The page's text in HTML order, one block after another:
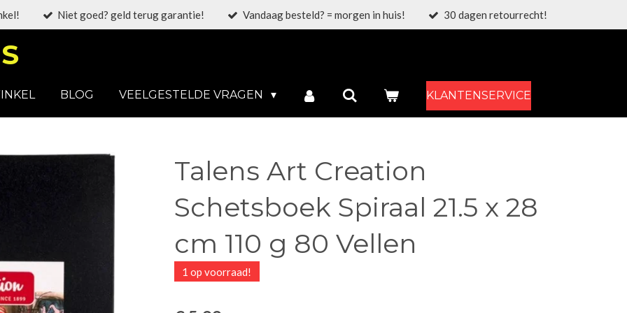
Niet goed? geld terug garantie! Vandaag besteld? = morgen in huis! 30 dagen retourrecht!
BLOG VEELGESTELDE VRAGEN KLANTENSERVICE
Talens Art Creation
Schetsboek Spiraal 21.5 x 28
cm 110 g 80 Vellen
1 op voorraad!